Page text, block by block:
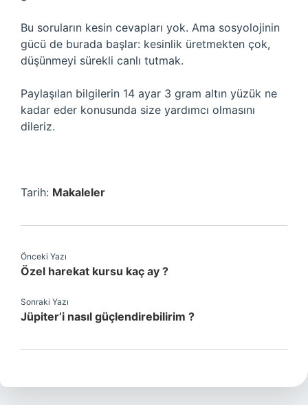
Bu soruların kesin cevapları yok. Ama sosyolojinin
gücü de burada başlar: kesinlik üretmekten çok,
düşünmeyi sürekli canlı tutmak.
Paylaşılan bilgilerin 14 ayar 3 gram altın yüzük ne
kadar eder konusunda size yardımcı olmasını
dileriz.
Tarih: Makaleler
Önceki Yazı
Özel harekat kursu kaç ay ?
Sonraki Yazı
Jüpiter’i nasıl güçlendirebilirim ?